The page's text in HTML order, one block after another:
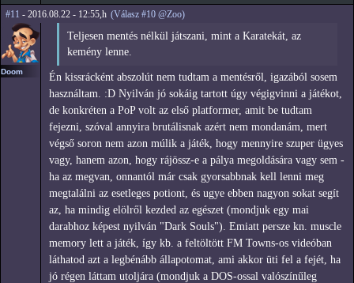
#11 - 2016.08.22 - 12:55,h (Válasz #10 @Zoo)
Doom
Teljesen mentés nélkül játszani, mint a Karatekát, az
kemény lenne.
Én kissrácként abszolút nem tudtam a mentésről, igazából sosem
használtam. :D Nyilván jó sokáig tartott úgy végigvinni a játékot,
de konkréten a PoP volt az első platformer, amit be tudtam
fejezni, szóval annyira brutálisnak azért nem mondanám, mert
végső soron nem azon múlik a játék, hogy mennyire szuper ügyes
vagy, hanem azon, hogy rájössz-e a pálya megoldására vagy sem -
ha az megvan, onnantól már csak gyorsabbnak kell lenni meg
megtalálni az esetleges potiont, és ugye ebben nagyon sokat segít
az, ha mindig elölről kezded az egészet (mondjuk egy mai
darabhoz képest nyilván "Dark Souls"). Emiatt persze kn. muscle
memory lett a játék, így kb. a feltöltött FM Towns-os videóban
láthatod azt a legbénább állapotomat, ami akkor üti fel a fejét, ha
jó régen láttam utoljára (mondjuk a DOS-ossal valószínűleg